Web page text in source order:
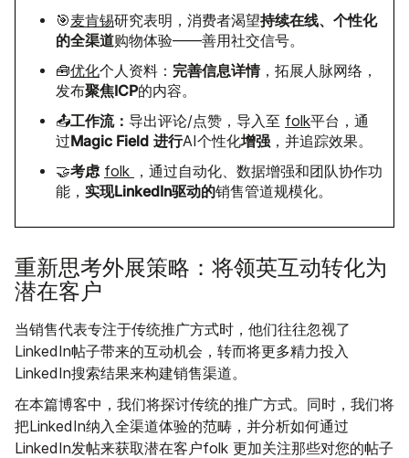
🎯麦肯锡研究表明，消费者渴望持续在线、个性化
的全渠道购物体验——善用社交信号。
🧰优化个人资料： 完善信息详情，拓展人脉网络，
发布聚焦ICP的内容。
📤工作流： 导出评论/点赞，导入至 folk平台，通
过Magic Field 进行AI个性化增强 ，并追踪效果。
🤝考虑 folk
，通过自动化、数据增强和团队协作功
能， 实现LinkedIn驱动的销售管道规模化。
重新思考外展策略：将领英互动转化为
潜在客户
当销售代表专注于传统推广方式时，他们往往忽视了
LinkedIn帖子带来的互动机会，转而将更多精力投入
LinkedIn搜索结果来构建销售渠道。
在本篇博客中，我们将探讨传统的推广方式。同时，我们将
把LinkedIn纳入全渠道体验的范畴，并分析如何通过
LinkedIn发帖来获取潜在客户folk 更加关注那些对您的帖子